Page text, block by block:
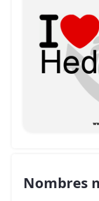
Nombres